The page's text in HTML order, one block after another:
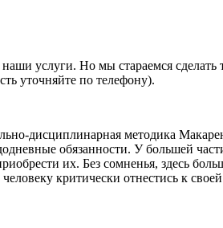
услуги. Но мы стараемся сделать
уточняйте по телефону).
дисциплинарная методика
обязанности. У большей
их. Без сомненья, здесь
критически отнестись к